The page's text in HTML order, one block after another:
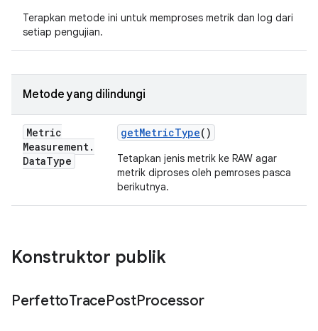
Terapkan metode ini untuk memproses metrik dan log dari
setiap pengujian.
Metode yang dilindungi
Metric
Measurement.
DataType
getMetricType()
Tetapkan jenis metrik ke RAW agar
metrik diproses oleh pemroses pasca
berikutnya.
Konstruktor publik
PerfettoTracePostProcessor